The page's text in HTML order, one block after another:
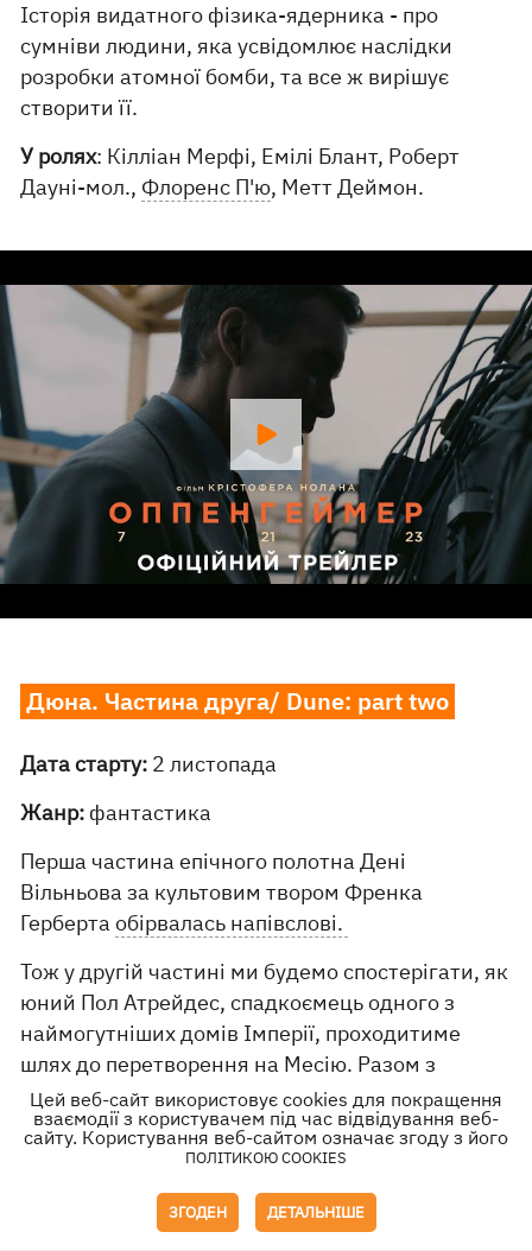
Історія видатного фізика-ядерника - про
сумніви людини, яка усвідомлює наслідки
розробки атомної бомби, та все ж вирішує
створити її.
У ролях: Кілліан Мерфі, Емілі Блант, Роберт
Дауні-мол., Флоренс П'ю, Метт Деймон.
Дюна. Частина друга/ Dune: part two
Дата старту: 2 листопада
Жанр: фантастика
Перша частина епічного полотна Дені
Вільньова за культовим твором Френка
Гербертаобірвалась напівслові.
Тож у другій частині ми будемо спостерігати, як
юний Пол Атрейдес, спадкоємець одного з
наймогутніших домів Імперії, проходитиме
шлях до перетворення на Месію. Разом з
матір’ю Пол опинився серед фріменів -
волелюбних мешканців планети Дюна, на якій
видобувається найцінніша речовина в усій
Галактиці – спайс. І разом з фріменами
майбутній Месія боротиметься за свободу
Цей веб-сайт використовує cookies для покращення
взаємодії з користувачем під час відвідування веб-
сайту. Користування веб-сайтом означає згоду з його
ПОЛІТИКОЮ COOKIES
ЗГОДЕН ДЕТАЛЬНІШЕ